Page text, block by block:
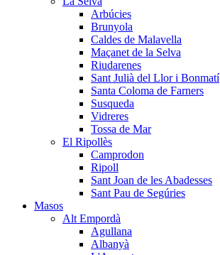
Arbúcies
Brunyola
Caldes de Malavella
Maçanet de la Selva
Riudarenes
Sant Julià del Llor i Bonmatí
Santa Coloma de Farners
Susqueda
Vidreres
Tossa de Mar
El Ripollès
Camprodon
Ripoll
Sant Joan de les Abadesses
Sant Pau de Segúries
Masos
Alt Empordà
Agullana
Albanyà